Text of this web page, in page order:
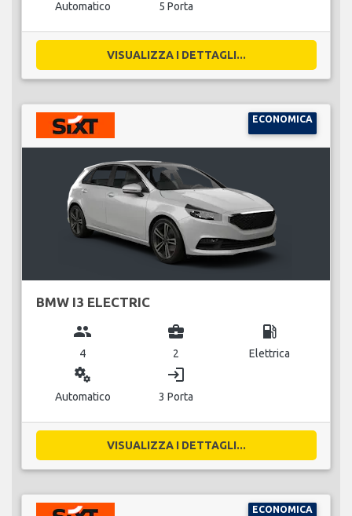
Automatico 5 Porta
VISUALIZZA I DETTAGLI...
ECONOMICA
BMW I3 ELECTRIC
group
4
business_center
2
local_gas_station
Elettrica
miscellaneous_services
Automatico
login
3 Porta
VISUALIZZA I DETTAGLI...
ECONOMICA